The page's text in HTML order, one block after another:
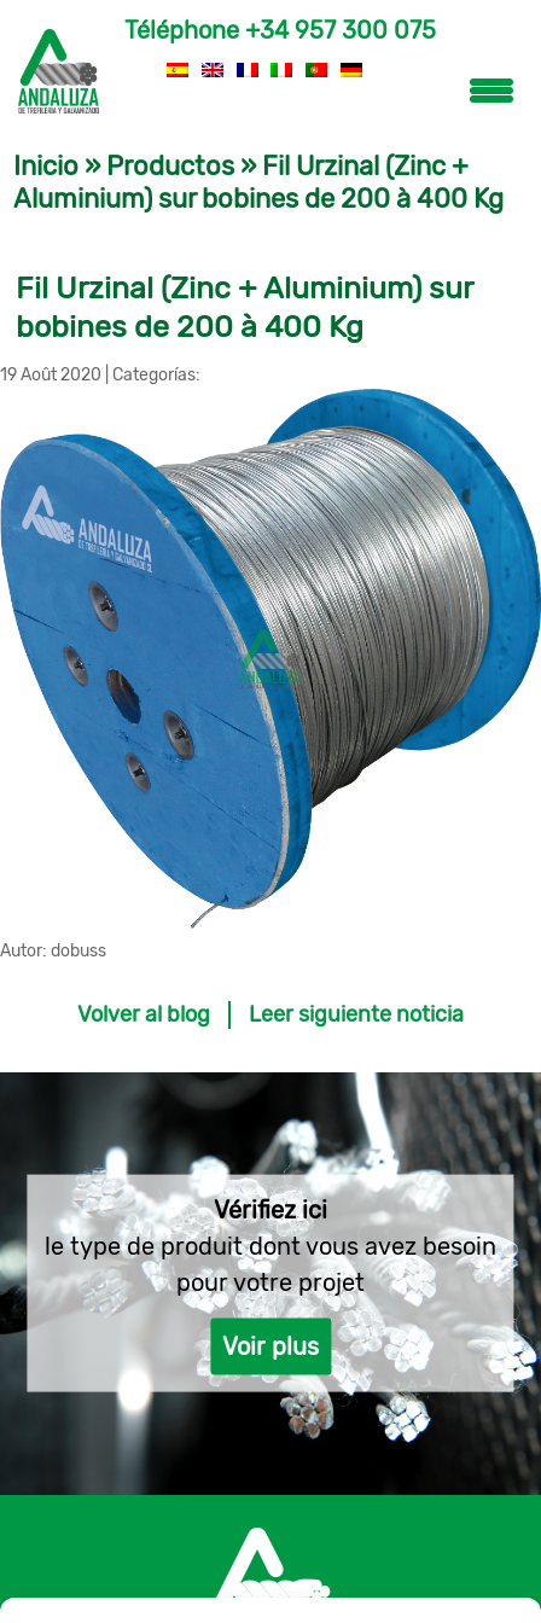
Téléphone +34 957 300 075
Inicio » Productos» Fil Urzinal (Zinc +
Aluminium) sur bobines de 200 à 400 Kg
Fil Urzinal (Zinc + Aluminium) sur
bobines de 200 à 400 Kg
19 Août 2020 Categorías:
Autor: dobuss
Volver al blog Leer siguiente noticia
Vérifiez ici
le type de produit dont vous avez besoin
pour votre projet
Voir plus